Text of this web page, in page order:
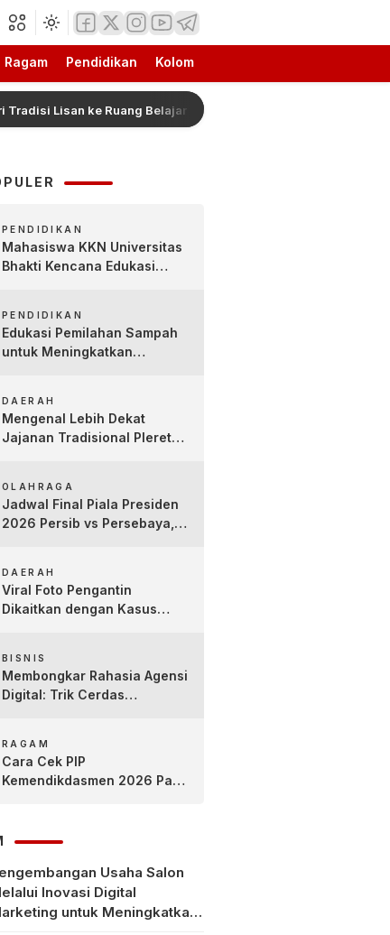
Ragam Pendidikan Kolom
ke Ruang Belajar Digital
PENDIDIKAN
Mahasiswa KKN Universitas
Bhakti Kencana Edukasi
PENDIDIKAN
Edukasi Pemilahan Sampah
untuk Meningkatkan
Kartini
DAERAH
Mengenal Lebih Dekat
Jajanan Tradisional Pleret
OLAHRAGA
Jadwal Final Piala Presiden
2026 Persib vs Persebaya,
DAERAH
Viral Foto Pengantin
Dikaitkan dengan Kasus
BISNIS
Membongkar Rahasia Agensi
Digital: Trik Cerdas
RAGAM
Cara Cek PIP
Kemendikdasmen 2026 Pakai
Usaha Salon
Inovasi Digital
untuk Meningkatkan